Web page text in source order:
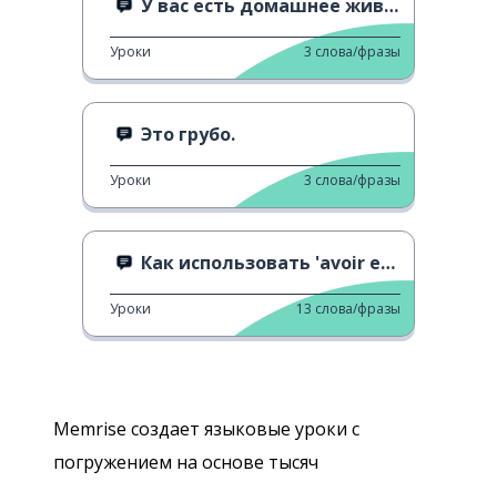
Memrise создает языковые уроки с
погружением на основе тысяч
У вас есть домашнее животное?
Уроки 3 слова/фразы
Это грубо.
Уроки 3 слова/фразы
Как использовать 'avoir envie de'
Уроки 13 слова/фразы